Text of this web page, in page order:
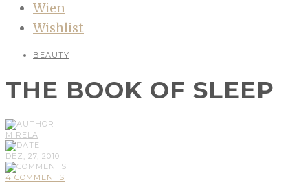
Wien
Wishlist
BEAUTY
THE BOOK OF SLEEP
MIRELA
DEZ, 27, 2010
4 COMMENTS